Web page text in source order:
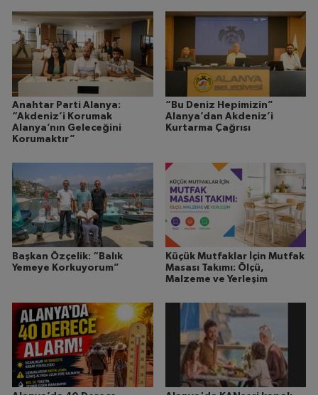
Anahtar Parti Alanya:
“Akdeniz’i Korumak
Alanya’nın Geleceğini
Korumaktır”
“Bu Deniz Hepimizin”
Alanya’dan Akdeniz’i
Kurtarma Çağrısı
Başkan Özçelik: “Balık
Yemeye Korkuyorum”
Küçük Mutfaklar İçin Mutfak
Masası Takımı: Ölçü,
Malzeme ve Yerleşim